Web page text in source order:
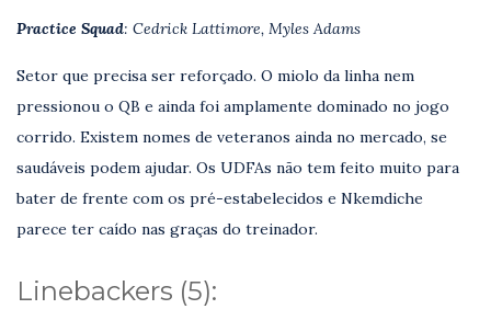
Practice Squad: Cedrick Lattimore, Myles Adams
Setor que precisa ser reforçado. O miolo da linha nem
pressionou o QB e ainda foi amplamente dominado no jogo
corrido. Existem nomes de veteranos ainda no mercado, se
saudáveis podem ajudar. Os UDFAs não tem feito muito para
bater de frente com os pré-estabelecidos e Nkemdiche
parece ter caído nas graças do treinador.
Linebackers (5):